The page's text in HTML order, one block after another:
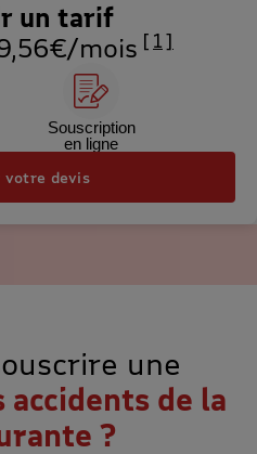
un tarif
mois
1
Souscription
en ligne
votre devis
une
accidents de la
?